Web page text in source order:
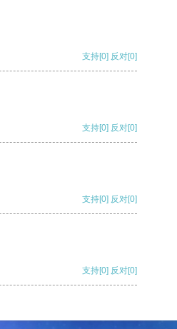
支持[0] 反对[0]
支持[0] 反对[0]
支持[0] 反对[0]
支持[0] 反对[0]